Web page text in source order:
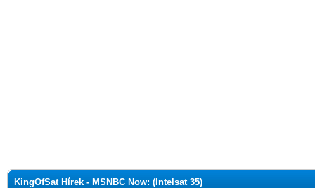
KingOfSat Hírek - MSNBC Now: (Intelsat 35)